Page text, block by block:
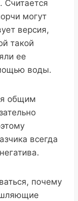
Считается
могут
версия,
такой
ее
воды.
общим
всегда
почему